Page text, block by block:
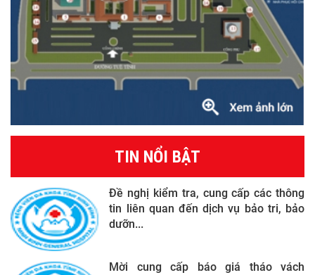
TIN NỔI BẬT
Đề nghị kiểm tra, cung cấp các thông
tin liên quan đến dịch vụ bảo tri, bảo
dưỡn...
Mời cung cấp báo giá tháo vách